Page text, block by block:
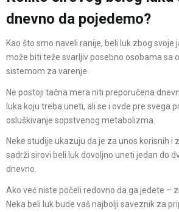
dnevno da pojedemo?
Kao što smo naveli ranije, beli luk zbog svoje
može biti teže svarljiv posebno osobama sa
sistemom za varenje.
Ne postoji tačna mera niti preporučena
luka koju treba uneti, ali se i ovde pre svega
osluškivanje sopstvenog metabolizma.
Neke studije ukazuju da je za unos korisnih i
sadrži sirovi beli luk dovoljno uneti jedan do
dnevno.
Ako već niste počeli redovno da ga jedete –
Neka beli luk bude vaš najbolji saveznik za